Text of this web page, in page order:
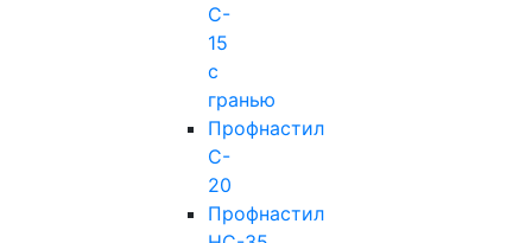
C-
15
с
гранью
Профнастил
C-
20
Профнастил